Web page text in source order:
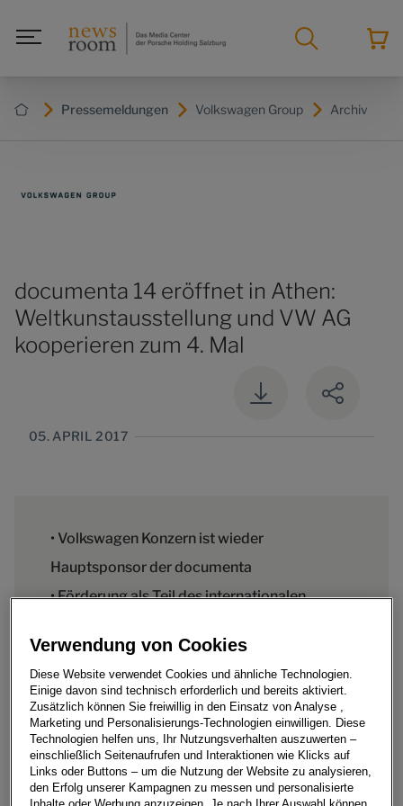
Pressemeldungen Volkswagen Group Archiv
documenta 14 eröffnet in Athen:
Weltkunstausstellung und VW AG
kooperieren zum 4. Mal
05. APRIL 2017
• Volkswagen Konzern ist wieder
Hauptsponsor der documenta
• Förderung als Teil des internationalen
• Ab Juni ist auch das Volkswagen Werk
Kassel mit gemeinsamen Aktionen
eingebunden
Verwendung von Cookies
Diese Website verwendet Cookies und ähnliche Technologien.
Einige davon sind technisch erforderlich und bereits aktiviert.
Zusätzlich können Sie freiwillig in den Einsatz von Analyse ,
Marketing und Personalisierungs-Technologien einwilligen. Diese
Technologien helfen uns, Ihr Nutzungsverhalten auszuwerten –
einschließlich Seitenaufrufen und Interaktionen wie Klicks auf
Links oder Buttons – um die Nutzung der Website zu analysieren,
den Erfolg unserer Kampagnen zu messen und personalisierte